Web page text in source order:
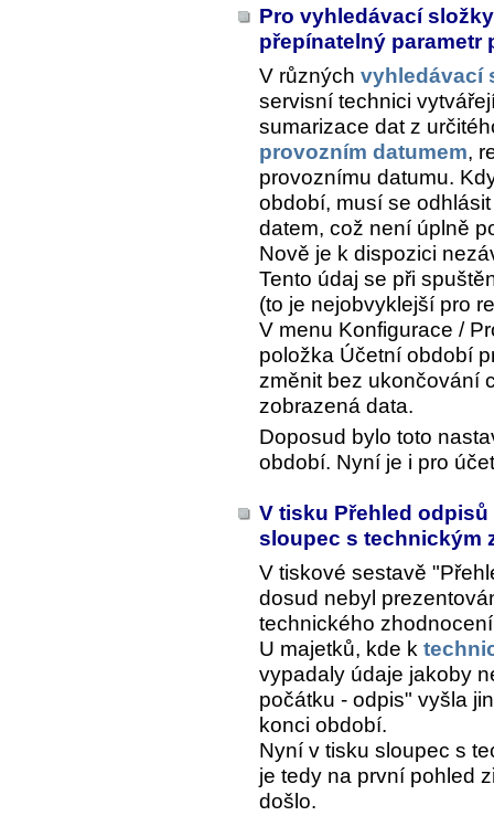
Pro vyhledávací
přepínatelný
V různých vyhledávací
servisní technici
sumarizace dat z
provozním datumem,
provoznímu datumu.
období, musí se
datem, což není úplně
Nově je k dispozici
Tento údaj se při
(to je nejobvyklejší pro
V menu Konfigurace /
položka Účetní období
změnit bez ukončování
zobrazená data.
Doposud bylo toto
období. Nyní je i pro
V tisku Přehled
sloupec s technickým
V tiskové sestavě
dosud nebyl
technického
U majetků, kde k
vypadaly údaje jakoby
počátku - odpis" vyšla
konci období.
Nyní v tisku sloupec s
je tedy na první pohled
došlo.